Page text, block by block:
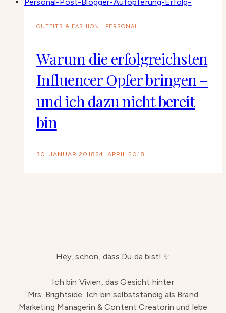
OUTFITS & FASHION PERSONAL
Warum die erfolgreichsten
Influencer Opfer bringen –
und ich dazu nicht bereit
bin
30. JANUAR 2018 24. APRIL 2018
Hey, schön, dass Du da bist! ✨
Ich bin Vivien, das Gesicht hinter
Mrs. Brightside. Ich bin selbstständig als Brand
Marketing Managerin & Content Creatorin und lebe